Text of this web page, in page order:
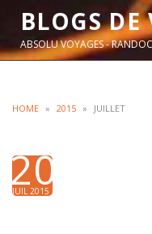
BLOGS DE
ABSOLU VOYAGES -
HOME » 2015 » JUILLET
20
JUIL 2015